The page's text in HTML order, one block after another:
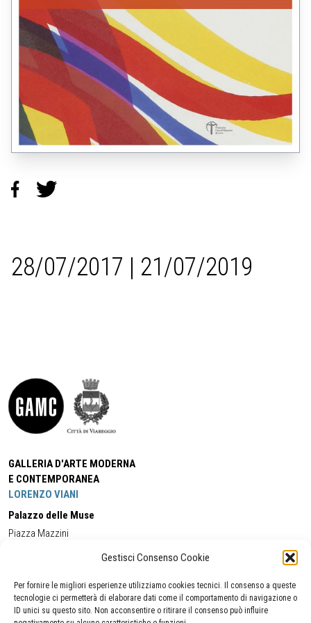
Gestisci Consenso Cookie
Per fornire le migliori esperienze utilizziamo cookies tecnici. Il consenso a queste
tecnologie ci permetterà di elaborare dati come il comportamento di navigazione o
ID unici su questo sito. Non acconsentire o ritirare il consenso può influire
28/07/2017 | 21/07/2019
GALLERIA D'ARTE MODERNA
E CONTEMPORANEA
LORENZO VIANI
Palazzo delle Muse
Piazza Mazzini
Cell:+39 338 5714978 (orario apertura Galleria)
Tel:
+39 0584 944580
(orario 09.00/13.00)
Email:gamc@comune.viareggio.lu.it